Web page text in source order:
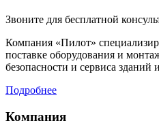
Звоните для бесплатной
Компания «Пилот»
поставке оборудования и
безопасности и сервиса зданий
Подробнее
Компания